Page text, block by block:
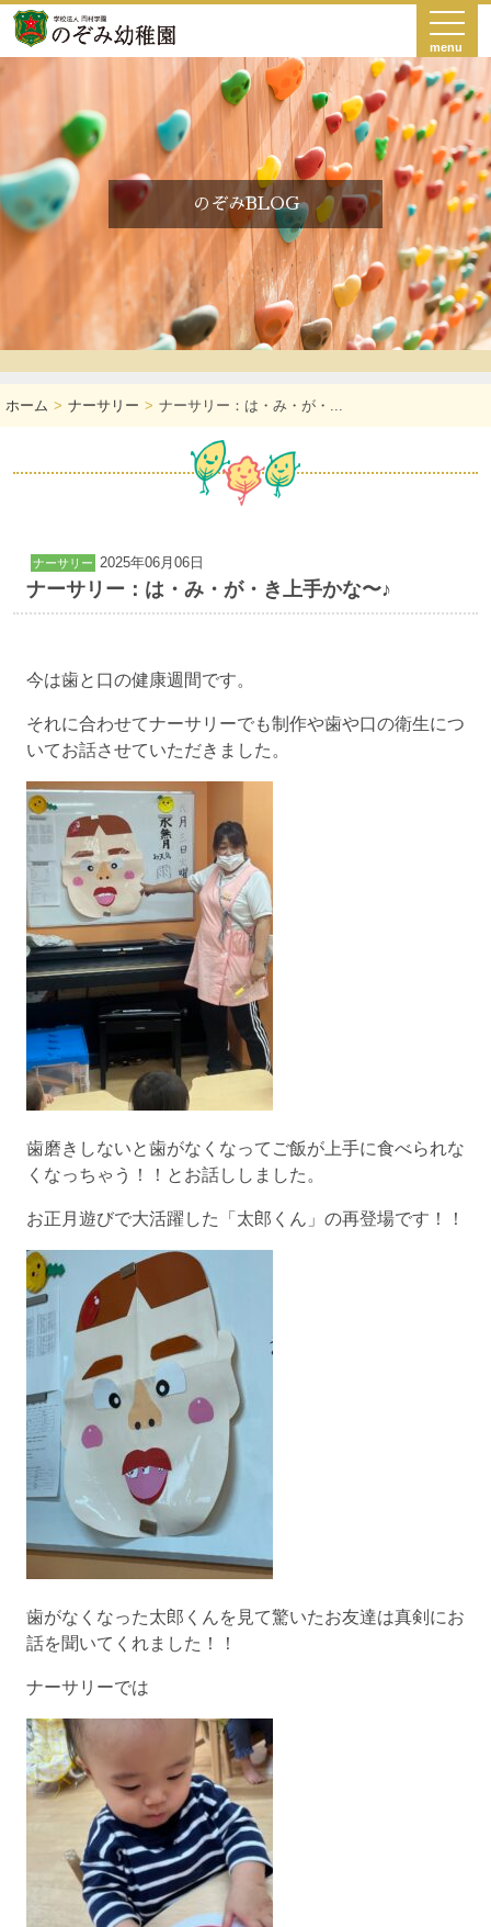
menu
のぞみBLOG
ホーム ナーサリー ナーサリー：は・み・が・...
ナーサリー 2025年06月06日
ナーサリー：は・み・が・き上手かな〜♪
今は歯と口の健康週間です。
それに合わせてナーサリーでも制作や歯や口の衛生につ
いてお話させていただきました。
歯磨きしないと歯がなくなってご飯が上手に食べられな
くなっちゃう！！とお話ししました。
お正月遊びで大活躍した「太郎くん」の再登場です！！
歯がなくなった太郎くんを見て驚いたお友達は真剣にお
話を聞いてくれました！！
ナーサリーでは